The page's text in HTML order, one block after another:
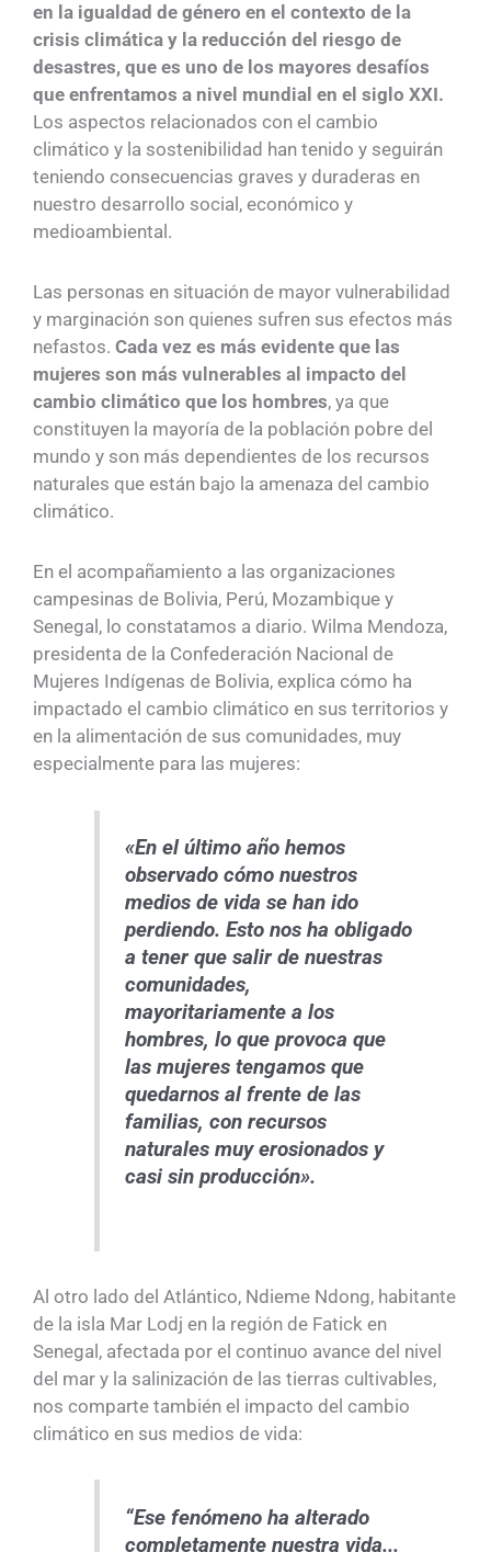
en la igualdad de género en el contexto de la
crisis climática y la reducción del riesgo de
desastres, que es uno de los mayores desafíos
que enfrentamos a nivel mundial en el siglo XXI.
Los aspectos relacionados con el cambio
climático y la sostenibilidad han tenido y seguirán
teniendo consecuencias graves y duraderas en
nuestro desarrollo social, económico y
medioambiental.
Las personas en situación de mayor vulnerabilidad
y marginación son quienes sufren sus efectos más
nefastos. Cada vez es más evidente que las
mujeres son más vulnerables al impacto del
cambio climático que los hombres, ya que
constituyen la mayoría de la población pobre del
mundo y son más dependientes de los recursos
naturales que están bajo la amenaza del cambio
climático.
En el acompañamiento a las organizaciones
campesinas de Bolivia, Perú, Mozambique y
Senegal, lo constatamos a diario. Wilma Mendoza,
presidenta de la Confederación Nacional de
Mujeres Indígenas de Bolivia, explica cómo ha
impactado el cambio climático en sus territorios y
en la alimentación de sus comunidades, muy
especialmente para las mujeres:
«En el último año hemos
observado cómo nuestros
medios de vida se han ido
perdiendo. Esto nos ha obligado
a tener que salir de nuestras
comunidades,
mayoritariamente a los
hombres, lo que provoca que
las mujeres tengamos que
quedarnos al frente de las
familias, con recursos
naturales muy erosionados y
casi sin producción».
Al otro lado del Atlántico, Ndieme Ndong, habitante
de la isla Mar Lodj en la región de Fatick en
Senegal, afectada por el continuo avance del nivel
del mar y la salinización de las tierras cultivables,
nos comparte también el impacto del cambio
climático en sus medios de vida:
“Ese fenómeno ha alterado
completamente nuestra vida...